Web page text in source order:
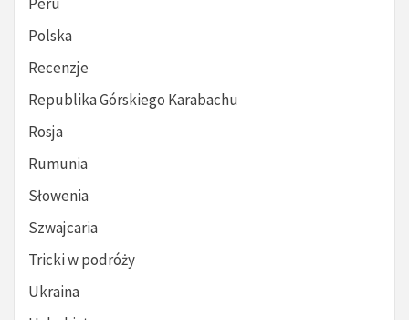
Polska
Recenzje
Republika Górskiego Karabachu
Rosja
Rumunia
Słowenia
Szwajcaria
Tricki w podróży
Ukraina